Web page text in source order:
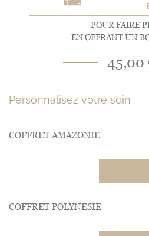
POUR FAIRE
EN OFFRANT UN
45,00
Personnalisez votre soin
COFFRET AMAZONIE
COFFRET POLYNESIE